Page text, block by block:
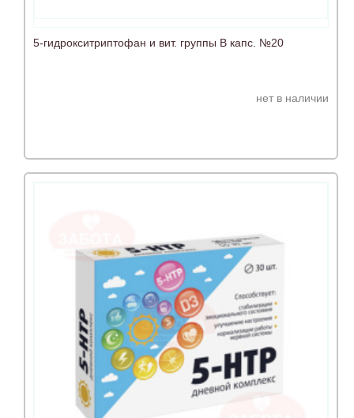
5-гидрокситриптофан и вит. группы В капс. №20
нет в наличии